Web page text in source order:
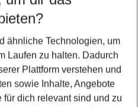
Nächte
anzeigen
ähnliche Technologien, um
Laufen zu halten. Dadurch
Plattform verstehen und
sowie Inhalte, Angebote
dich relevant sind und zu